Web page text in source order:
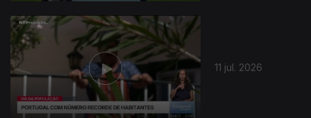
11 jul. 2026